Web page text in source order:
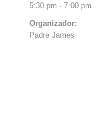
5:30 pm - 7:00 pm
Organizador:
Padre James